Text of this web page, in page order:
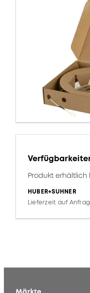
Produkt erhältlich
HUBER+SUHNER
Lieferzeit auf